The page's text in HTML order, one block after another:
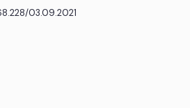
03.09.2021